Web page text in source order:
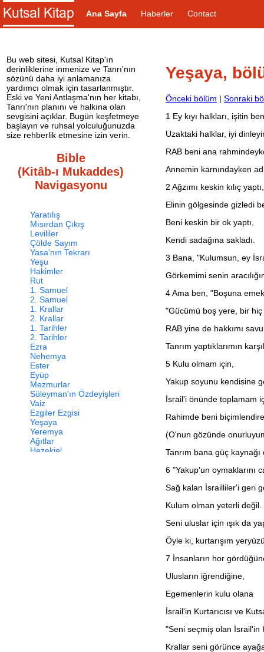
Ana Sayfa Haberler Contact
Bu web sitesi, Kutsal Kitap'ın
derinliklerine inmenize ve Tanrı'nın
sözünü daha iyi anlamanıza
yardımcı olmak için tasarlanmıştır.
Eski ve Yeni Antlaşma'nın her kitabı,
Tanrı'nın planını ve halkına olan
sevgisini açıklar. Bugün keşfetmeye
başlayın ve ruhsal yolculuğunuzda
size rehberlik etmesine izin verin.
Bible
(Kitâb-ı Mukaddes)
Navigasyonu
Yaratılış
Mısırdan Çıkış
Levililer
Çölde Sayım
Yasa'nın Tekrarı
Yeşu
Hakimler
Rut
1. Samuel
2. Samuel
1. Krallar
2. Krallar
1. Tarihler
2. Tarihler
Ezra
Nehemya
Ester
Eyüp
Mezmurlar
Süleyman'ın Özdeyişleri
Vaiz
Ezgiler Ezgisi
Yeşaya
Yeremya
Ağıtlar
Hezekiel
Yeşaya,
Önceki bölüm | Sonraki
1 Ey kıyı halkları, işitin
Uzaktaki halklar, iyi
RAB beni ana
Annemin karnındayken
2 Ağzımı keskin kılıç yaptı,
Elinin gölgesinde gizledi
Beni keskin bir ok yaptı,
Kendi sadağına sakladı.
3 Bana, "Kulumsun, ey
Görkemimi senin
4Ama ben, "Boşuna
"Gücümü boş yere, bir
RAB yine de hakkımı
Tanrım yaptıklarımın
5 Kulu olmam için,
Yakup soyunu kendisine
İsrail'i önünde toplamam
Rahimde beni
(O'nun gözünde
Tanrım bana güç kaynağı
6 "Yakup'un oymaklarını
Sağ kalan İsrailliler'i geri
Kulum olman yeterli değil.
Seni uluslar için ışık da
Öyle ki, kurtarışım
7 İnsanların hor
Ulusların iğrendiğine,
Egemenlerin kulu olana
İsrail'in Kurtarıcısı ve
"Seni seçmiş olan İsrail'in
Krallar seni görünce